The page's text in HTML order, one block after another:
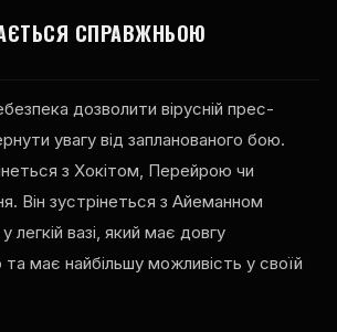
СПРАВЖНЬОЮ
дозволити вірусній прес-
увагу від запланованого бою.
з Хокітом, Перейрою чи
Він зустрінеться з Айеманном
легкій вазі, який має довгу
має найбільшу можливість у своїй